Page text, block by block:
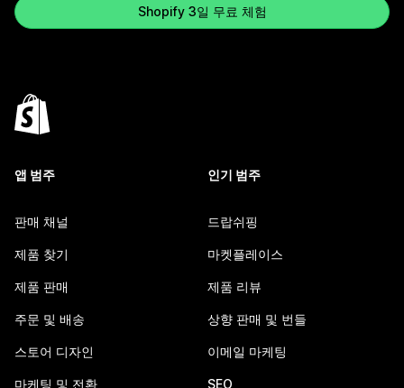
Shopify 3일 무료 체험
앱 범주
판매 채널
제품 찾기
제품 판매
주문 및 배송
스토어 디자인
마케팅 및 전환
인기 범주
드랍쉬핑
마켓플레이스
제품 리뷰
상향 판매 및 번들
이메일 마케팅
SEO